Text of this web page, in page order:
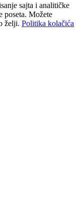
sajta i analitičke
poseta. Možete
želji. Politika kolačića